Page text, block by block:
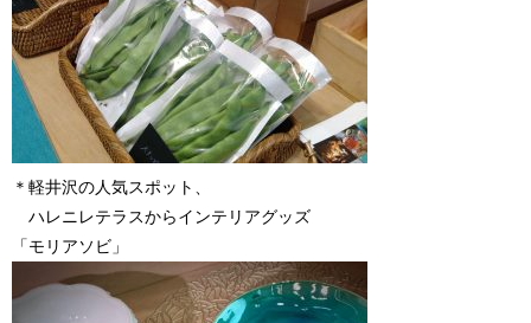
＊軽井沢の人気スポット、
ハレニレテラスからインテリアグッズ
「モリアソビ」